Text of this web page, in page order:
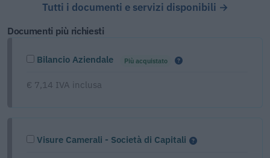
Tutti i documenti e servizi disponibili →
Documenti più richiesti
Bilancio Aziendale Più acquistato
€ 7,14 IVA inclusa
Visure Camerali - Società di Capitali